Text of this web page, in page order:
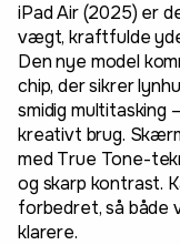
iPad Air (2025) er
vægt, kraftfulde
Den nye model
chip, der sikrer
smidig multitasking
kreativt brug.
med True Tone-
og skarp kontrast.
forbedret, så både
klarere.